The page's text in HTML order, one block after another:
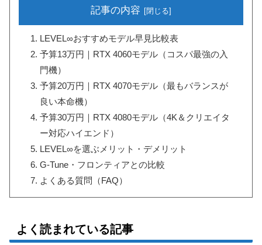
記事の内容
LEVEL∞おすすめモデル早見比較表
予算13万円｜RTX 4060モデル（コスパ最強の入
門機）
予算20万円｜RTX 4070モデル（最もバランスが
良い本命機）
予算30万円｜RTX 4080モデル（4K＆クリエイタ
ー対応ハイエンド）
LEVEL∞を選ぶメリット・デメリット
G-Tune・フロンティアとの比較
よくある質問（FAQ）
よく読まれている記事